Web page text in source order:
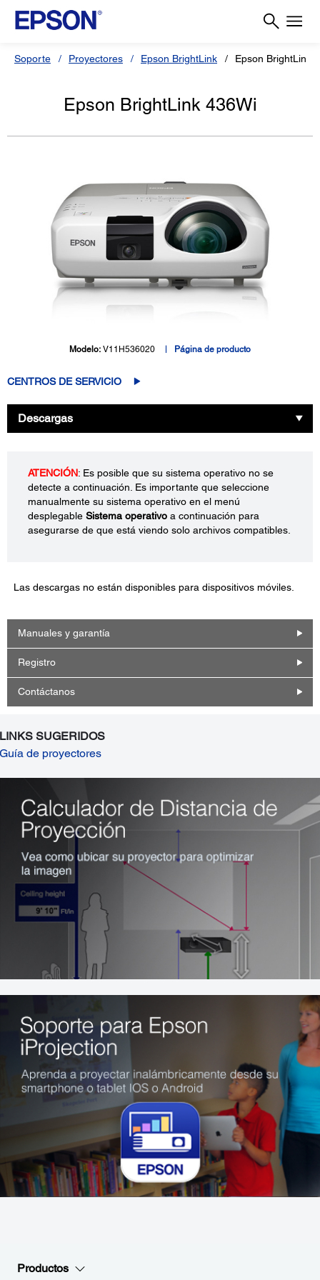
Soporte Proyectores Epson BrightLink Epson BrightLink
Epson BrightLink 436Wi
Modelo: V11H536020 Página de producto
CENTROS DE SERVICIO
Descargas
ATENCIÓN: Es posible que su sistema operativo no se
detecte a continuación. Es importante que seleccione
manualmente su sistema operativo en el menú
desplegable Sistema operativo a continuación para
asegurarse de que está viendo solo archivos compatibles.
Las descargas no están disponibles para dispositivos móviles.
Manuales y garantía
Registro
Contáctanos
LINKS SUGERIDOS
Guía de proyectores
Productos